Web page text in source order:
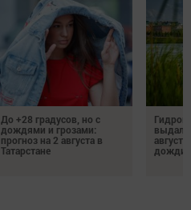
До +28 градусов, но с
дождями и грозами:
прогноз на 2 августа в
Татарстане
дожди,